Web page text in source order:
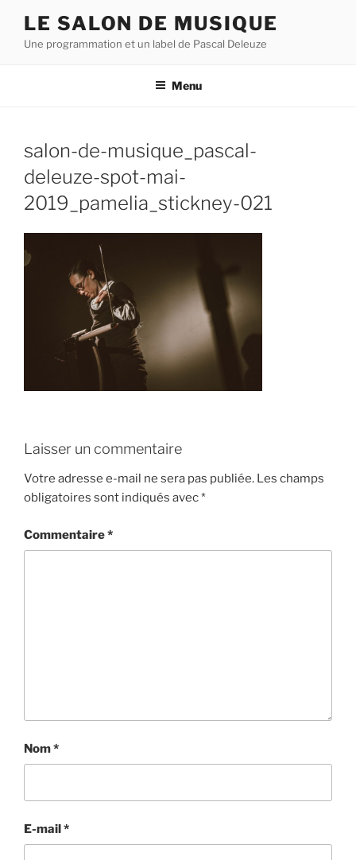
contenu
LE SALON DE MUSIQUE
Une programmation et un label de Pascal Deleuze
Menu
salon-de-musique_pascal-
deleuze-spot-mai-
2019_pamelia_stickney-021
Laisser un commentaire
Votre adresse e-mail ne sera pas publiée. Les champs
obligatoires sont indiqués avec*
Commentaire*
Nom*
E-mail*